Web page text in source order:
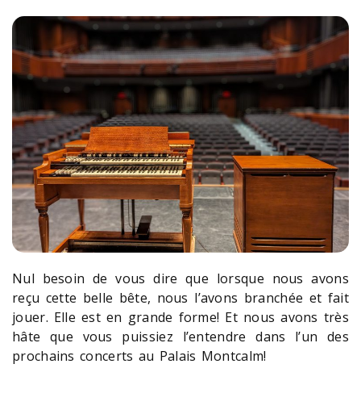
Nul besoin de vous dire que lorsque nous avons
reçu cette belle bête, nous l’avons branchée et fait
jouer. Elle est en grande forme! Et nous avons très
hâte que vous puissiez l’entendre dans l’un des
prochains concerts au Palais Montcalm!